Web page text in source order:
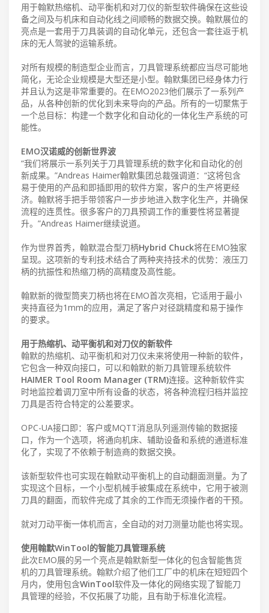
用于翰默热缩机、动平衡机和对刀仪的新型软件确保在这些设
备之间及与机床和自动化线之间顺畅的数据交换。翰默展位的
亮点是一套用于刀具装调的自动化单元，还包含一套往返于机
床的无人驾驶的运输系统。
对所有规模的制造型企业而言，刀具管理系统都应当尽可能地
简化，无论企业规模是大型还是小型。翰默集团已经身体力行
并且认为这是非常重要的。在EMO2023他们展示了一系列产
品，从各种创新的优化到未来导向的产品。所有的一切聚焦于
一个总目标：构建一个数字化和自动化的一体化生产系统的可
能性。
EMO汉诺威的创新世界波
“我们将展示一系列关于刀具管理系统的数字化和自动化的创
新成果。”Andreas Haimer翰默集团总裁强调道：“这将包含
易于使用的产品和即插即用的软件方案，客户的生产将更经
济。翰默将手把手带领客户一步步地进入数字化生产，并确保
流程的连贯性。很多客户的刀具预调工作的重要性将显著提
升。”Andreas Haimer继续说道。
作为世界首秀，翰默混合型刀柄Hybrid Chuck将在EMO独家
呈现。这项新的专利技术结合了两种夹持技术的优势：液压刀
柄的抗振性和热缩刀柄的高精度及高性能。
翰默新的微型筒夹刀柄也将在EMO首次亮相，它适用于最小
夹持直径为1mm的应用，满足了客户对径跳精度和易于操作
的要求。
用于热缩机、动平衡机和对刀仪的新软件
翰默的热缩机、动平衡机和对刀仪未来将使用一种新的软件，
它包含一种双向接口，可以和翰默的新刀具管理系统软件
HAIMER Tool Room Manager (TRM)连接。这种新软件实
时地监控着调刀室中所有设备的状态，将各种流程归档并监控
刀具是否符合特定的公差要求。
OPC-UA接口即：客户或MQTT消息队列遥测传输的数据接
口，作为一个选项，将通向机床、辅助设备和系统的通道标准
化了，实现了不依赖于制造商的数据交换。
该新型软件也可实现在翰默动平衡机上的自动翻面测量。为了
实现这个目标，一个小型机械手被集成在系统中，它用于被测
刀具的翻面，而软件完成了其余的工作而无须操作者的干预。
就对刀动平衡一体机而言，全自动的对刀测量功能也将实现。
使用翰默WinTool的智能刀具管理系统
此次EMO展的另一个亮点是翰默新型一体化的包含智能售货
机的刀具管理系统。翰默介绍了他们工厂中的机床在短短四个
月内，使用包含WinTool软件及一体化的网络实现了智能刀
具管理的经验，不仅拓展了功能，且有助于标准化流程。